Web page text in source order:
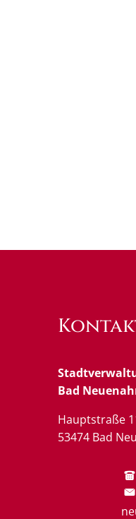
Bad
Hauptstraße
53474 Bad